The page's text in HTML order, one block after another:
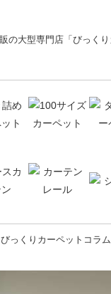
びっくりカーペットコラム